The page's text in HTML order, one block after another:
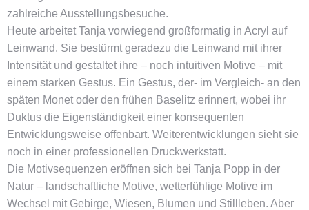
zahlreiche Ausstellungsbesuche.
Heute arbeitet Tanja vorwiegend großformatig in Acryl auf
Leinwand. Sie bestürmt geradezu die Leinwand mit ihrer
Intensität und gestaltet ihre – noch intuitiven Motive – mit
einem starken Gestus. Ein Gestus, der- im Vergleich- an den
späten Monet oder den frühen Baselitz erinnert, wobei ihr
Duktus die Eigenständigkeit einer konsequenten
Entwicklungsweise offenbart. Weiterentwicklungen sieht sie
noch in einer professionellen Druckwerkstatt.
Die Motivsequenzen eröffnen sich bei Tanja Popp in der
Natur – landschaftliche Motive, wetterfühlige Motive im
Wechsel mit Gebirge, Wiesen, Blumen und Stillleben. Aber